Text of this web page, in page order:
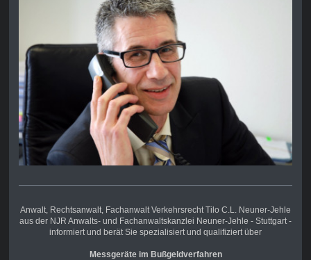
Anwalt, Rechtsanwalt, Fachanwalt VerkehrsrechtTilo C.L. Neuner-Jehle
aus der NJR Anwalts- und Fachanwaltskanzlei Neuner-Jehle - Stuttgart -
informiert und berät Sie spezialisiert und qualifiziert über
Messgeräte im Bußgeldverfahren